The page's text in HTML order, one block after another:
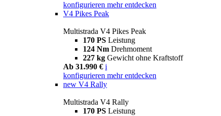
konfigurieren mehr entdecken
V4 Pikes Peak
Multistrada V4 Pikes Peak
170 PS Leistung
124 Nm Drehmoment
227 kg Gewicht ohne Kraftstoff
Ab 31.990 € i
konfigurieren mehr entdecken
new V4 Rally
Multistrada V4 Rally
170 PS Leistung